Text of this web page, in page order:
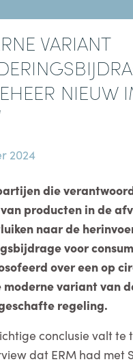
VARIANT
NIEUW
2024
die
producten in de
naar de
voor
over een op
moderne variant van
regeling.
conclusie valt te
dat ERM had met